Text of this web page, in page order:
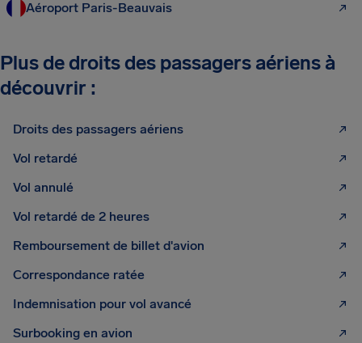
Aéroport Paris-Beauvais
Plus de droits des passagers aériens à
découvrir :
Droits des passagers aériens
Vol retardé
Vol annulé
Vol retardé de 2 heures
Remboursement de billet d'avion
Correspondance ratée
Indemnisation pour vol avancé
Surbooking en avion